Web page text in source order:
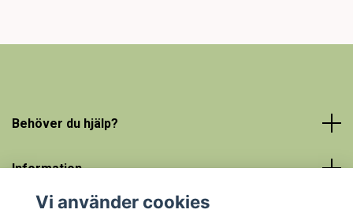
Behöver du hjälp?
Information
Social Media
Vi använder cookies